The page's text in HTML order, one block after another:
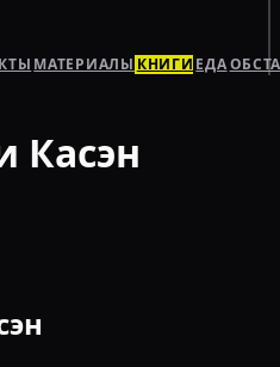
МАТЕРИАЛЫ КНИГИ ЕДА
Касэн